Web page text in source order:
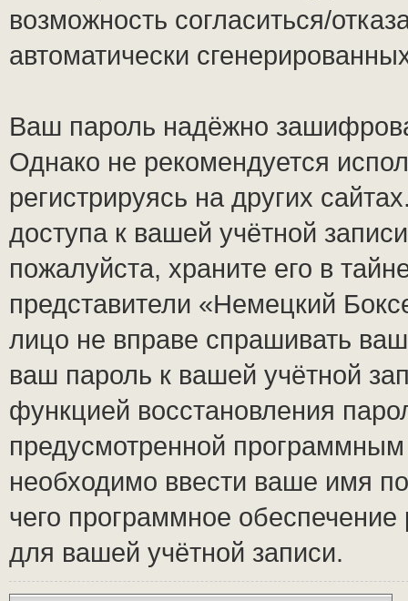
возможность согласиться/
автоматически
Ваш пароль надёжно
Однако не рекомендуется
регистрируясь на других
доступа к вашей учётной
пожалуйста, храните его в
представители «Немецкий
лицо не вправе спрашивать
ваш пароль к вашей учётной
функцией восстановления
предусмотренной
необходимо ввести ваше имя
чего программное
для вашей учётной записи.